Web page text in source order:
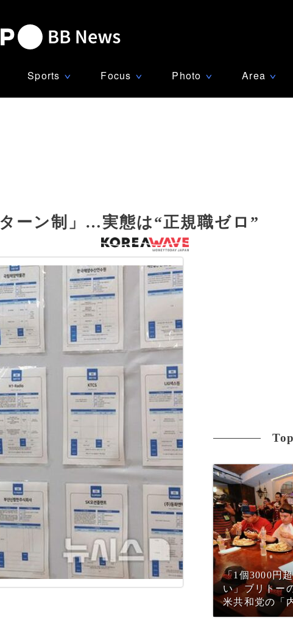
Sports ∨ Focus ∨ Photo ∨ Area ∨
ーン制」…実態は“正規職ゼロ”
「1個3000円
い」ブリトー
米共和党の「